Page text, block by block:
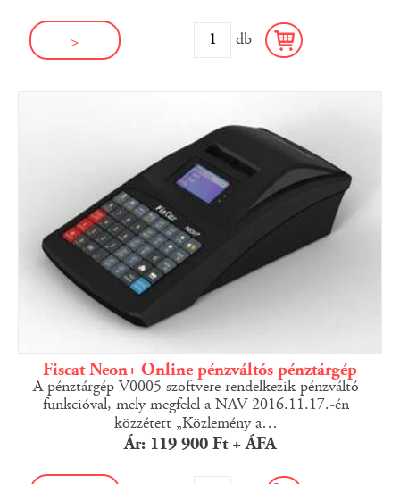
> db
Fiscat Neon+ Online pénzváltós pénztárgép
A pénztárgép V0005 szoftvere rendelkezik pénzváltó
funkcióval, mely megfelel a NAV 2016.11.17.-én
közzétett „Közlemény a…
Ár: 119 900 Ft + ÁFA